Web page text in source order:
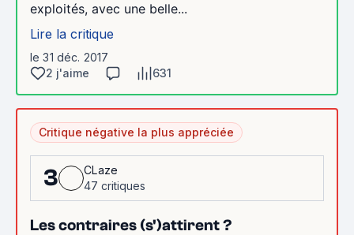
exploités, avec une belle...
Lire la critique
le 31 déc. 2017
2 j'aime
631
Critique négative la plus appréciée
3
CLaze
47 critiques
Les contraires (s')attirent ?